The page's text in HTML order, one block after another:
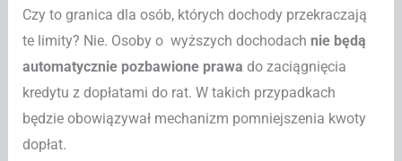
Czy to granica dla osób, których dochody przekraczają
te limity? Nie. Osoby o wyższych dochodach nie będą
automatycznie pozbawione prawa do zaciągnięcia
kredytu z dopłatami do rat. W takich przypadkach
będzie obowiązywał mechanizm pomniejszenia kwoty
dopłat.